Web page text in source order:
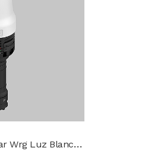
Linterna Armytek Bear Wrg Luz Blanca/Rojo/Verde